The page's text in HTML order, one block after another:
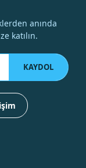
anında
katılın.
KAYDOL